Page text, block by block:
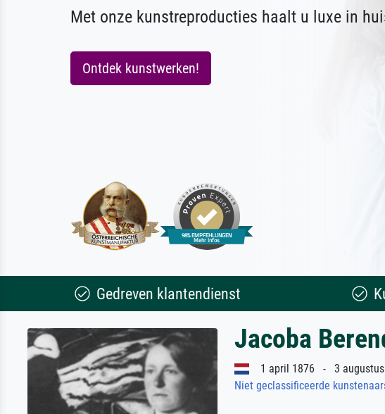
Met onze kunstreproducties haalt u luxe in
Ontdek kunstwerken!
Gedreven klantendienst
Jacoba
1 april 1876 - 3 augustus
Niet geclassificeerde